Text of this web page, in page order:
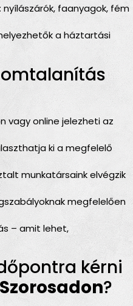
: nyílászárók, faanyagok, fém
a háztartási
vagy online jelezheti az
ki a megfelelő
munkatársaink elvégzik
megfelelően
– amit lehet,
kérni
Szorosadon?